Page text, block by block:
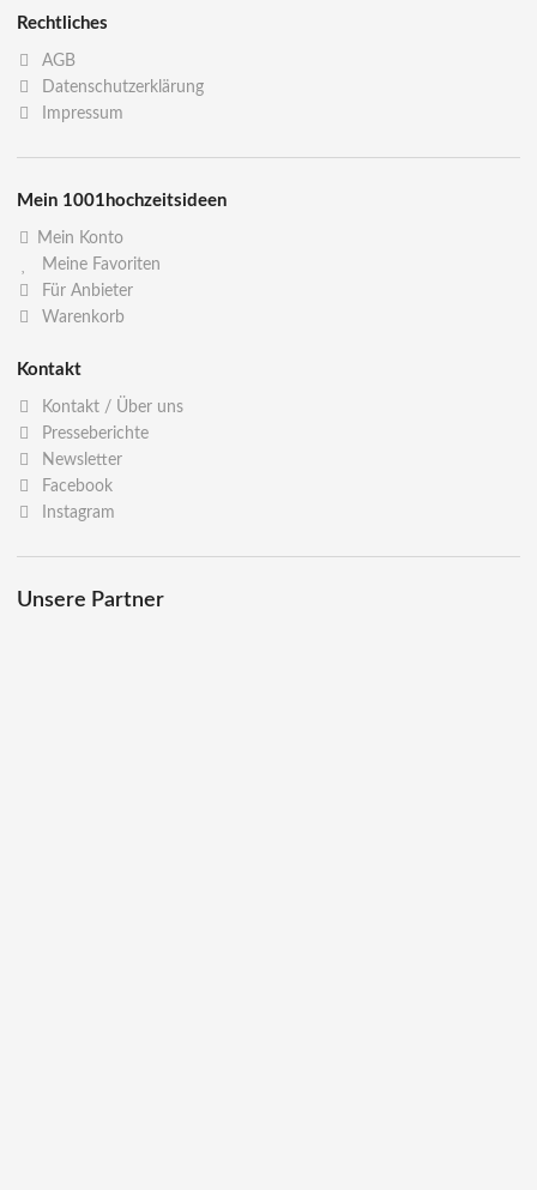
Rechtliches
AGB
Datenschutzerklärung
Impressum
Mein 1001hochzeitsideen
Mein Konto
Meine Favoriten
Für Anbieter
Warenkorb
Kontakt
Kontakt / Über uns
Presseberichte
Newsletter
Facebook
Instagram
Unsere Partner